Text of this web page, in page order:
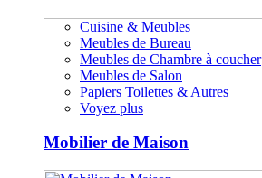
Cuisine & Meubles
Meubles de Bureau
Meubles de Chambre à coucher
Meubles de Salon
Papiers Toilettes & Autres
Voyez plus
Mobilier de Maison